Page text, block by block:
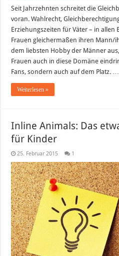
Seit Jahrzehnten schreitet die
voran. Wahlrecht,
Erziehungszeiten für Väter – in
Frauen gleichermaßen ihren Mann/
dem liebsten Hobby der Männer
Frauen auch in diese Domäne
Fans, sondern auch auf dem Platz. …
Weiterlesen »
Inline Animals: Das
für Kinder
25. Februar 2015 1